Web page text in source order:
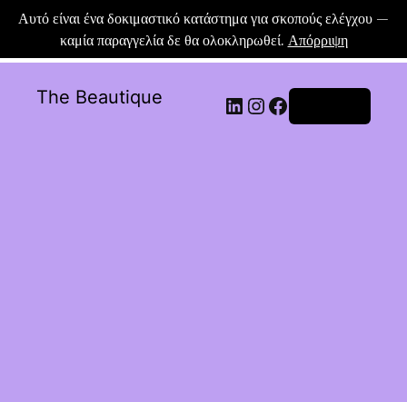
Αυτό είναι ένα δοκιμαστικό κατάστημα για σκοπούς ελέγχου —
καμία παραγγελία δε θα ολοκληρωθεί. Απόρριψη
The Beautique